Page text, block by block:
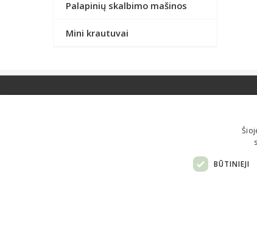
Palapinių skalbimo mašinos
Mini krautuvai
Garantijos
Privatumo politika
BŪTINIEJI